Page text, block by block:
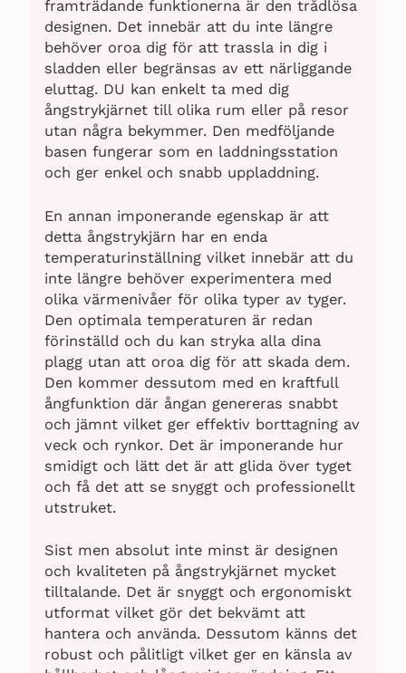
framträdande funktionerna är den trådlösa
designen. Det innebär att du inte längre
behöver oroa dig för att trassla in dig i
sladden eller begränsas av ett närliggande
eluttag. DU kan enkelt ta med dig
ångstrykjärnet till olika rum eller på resor
utan några bekymmer. Den medföljande
basen fungerar som en laddningsstation
och ger enkel och snabb uppladdning.
En annan imponerande egenskap är att
detta ångstrykjärn har en enda
temperaturinställning vilket innebär att du
inte längre behöver experimentera med
olika värmenivåer för olika typer av tyger.
Den optimala temperaturen är redan
förinställd och du kan stryka alla dina
plagg utan att oroa dig för att skada dem.
Den kommer dessutom med en kraftfull
ångfunktion där ångan genereras snabbt
och jämnt vilket ger effektiv borttagning av
veck och rynkor. Det är imponerande hur
smidigt och lätt det är att glida över tyget
och få det att se snyggt och professionellt
utstruket.
Sist men absolut inte minst är designen
och kvaliteten på ångstrykjärnet mycket
tilltalande. Det är snyggt och ergonomiskt
utformat vilket gör det bekvämt att
hantera och använda. Dessutom känns det
robust och pålitligt vilket ger en känsla av